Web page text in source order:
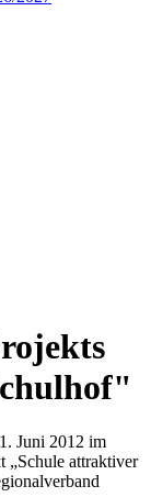
Juni 2012 im
„Schule attraktiver